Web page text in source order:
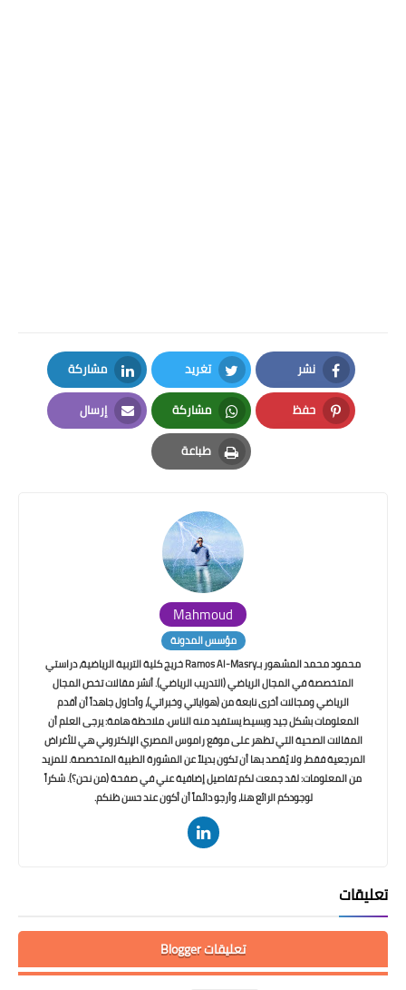
نشر
Facebook
تغريد
Twitter
مشاركة
LinkedIn
حفظ
Pinterest
مشاركة
Whatsapp
إرسال
Email
طباعة
Print
Mahmoud
مؤسس المدونة
محمود محمد المشهور بـRamos Al-Masry خريج كلية التربية الرياضية، دراستي
المتخصصة في المجال الرياضي (التدريب الرياضي). أنشر مقالات تخص المجال
الرياضي ومجالات أخرى نابعة من (هواياتي وخبراتي)، وأحاول جاهداً أن أقدم
المعلومات بشكل جيد وبسيط يستفيد منه الناس. ملاحظة هامة: يرجى العلم أن
المقالات الصحية التي تظهر على موقع راموس المصري الإلكتروني هي للأغراض
المرجعية فقط، ولا يُقصد بها أن تكون بديلاً عن المشورة الطبية المتخصصة. للمزيد
من المعلومات: لقد جمعت لكم تفاصيل إضافية عني في صفحة (من نحن؟). شكراً
لوجودكم الرائع هنا، وأرجو دائماً أن أكون عند حسن ظنكم.
تعليقات
تعليقات Blogger